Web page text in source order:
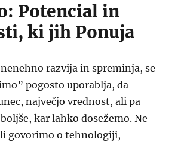
Potencial in
ki jih Ponuja
razvija in spreminja, se
pogosto uporablja, da
največjo vrednost, ali pa
kar lahko dosežemo. Ne
govorimo o tehnologiji,